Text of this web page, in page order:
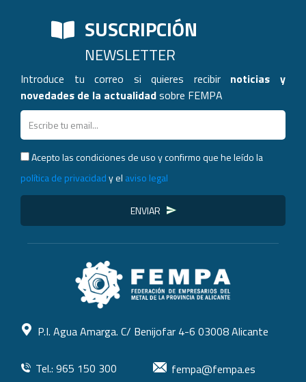
SUSCRIPCIÓN
NEWSLETTER
Introduce tu correo si quieres recibir noticias y
novedades de la actualidadsobre FEMPA
Acepto las condiciones de uso y confirmo que he leído la
política de privacidady el aviso legal
ENVIAR
P.I. Agua Amarga. C/ Benijofar 4-6 03008 Alicante
Tel.: 965 150 300 fempa@fempa.es